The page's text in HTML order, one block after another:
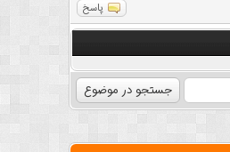
پاسخ